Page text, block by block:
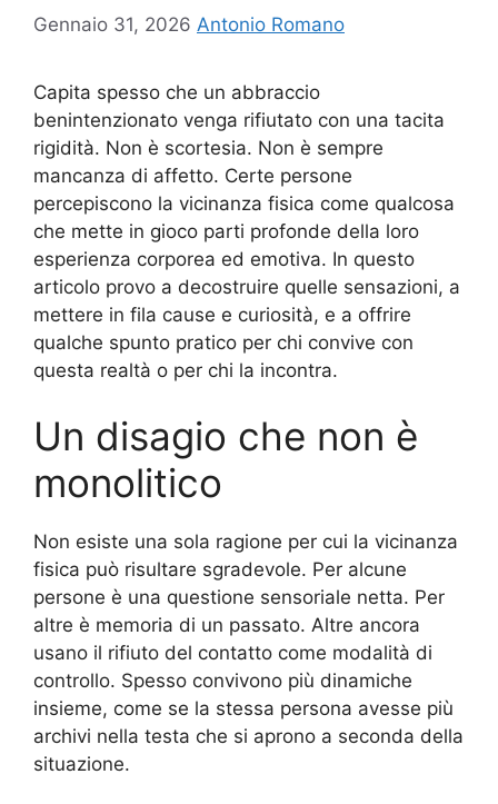
Gennaio 31, 2026 Antonio Romano
Capita spesso che un abbraccio
benintenzionato venga rifiutato con una tacita
rigidità. Non è scortesia. Non è sempre
mancanza di affetto. Certe persone
percepiscono la vicinanza fisica come qualcosa
che mette in gioco parti profonde della loro
esperienza corporea ed emotiva. In questo
articolo provo a decostruire quelle sensazioni, a
mettere in fila cause e curiosità, e a offrire
qualche spunto pratico per chi convive con
questa realtà o per chi la incontra.
Un disagio che non è
monolitico
Non esiste una sola ragione per cui la vicinanza
fisica può risultare sgradevole. Per alcune
persone è una questione sensoriale netta. Per
altre è memoria di un passato. Altre ancora
usano il rifiuto del contatto come modalità di
controllo. Spesso convivono più dinamiche
insieme, come se la stessa persona avesse più
archivi nella testa che si aprono a seconda della
situazione.